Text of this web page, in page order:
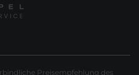
Preisempfehlung des